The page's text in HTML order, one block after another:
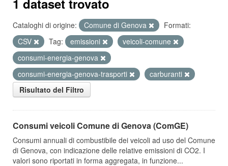
1 dataset trovato
Cataloghi di origine: Comune di Genova
Formati:
CSV
Tag: emissioni
veicoli-comune
consumi-energia-genova
consumi-energia-genova-trasporti
carburanti
Risultato del Filtro
Consumi veicoli Comune di Genova (ComGE)
Consumi annuali di combustibile dei veicoli ad uso del Comune
di Genova, con indicazione delle relative emissioni di CO2. I
valori sono riportati in forma aggregata, in funzione...